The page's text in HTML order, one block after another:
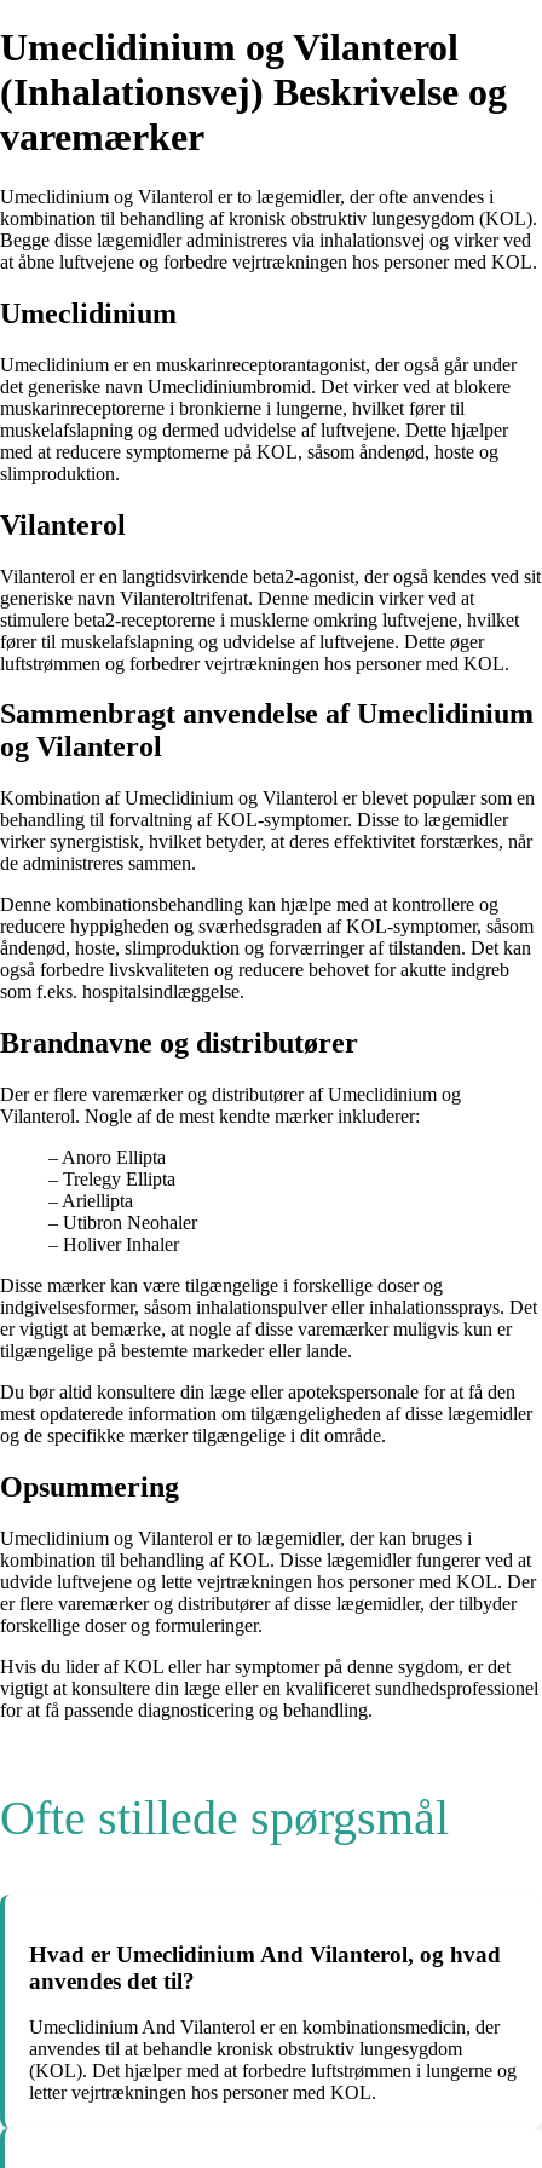
Umeclidinium og Vilanterol
(Inhalationsvej) Beskrivelse og
varemærker
Umeclidinium og Vilanterol er to lægemidler, der ofte anvendes i
kombination til behandling af kronisk obstruktiv lungesygdom (KOL).
Begge disse lægemidler administreres via inhalationsvej og virker ved
at åbne luftvejene og forbedre vejrtrækningen hos personer med KOL.
Umeclidinium
Umeclidinium er en muskarinreceptorantagonist, der også går under
det generiske navn Umeclidiniumbromid. Det virker ved at blokere
muskarinreceptorerne i bronkierne i lungerne, hvilket fører til
muskelafslapning og dermed udvidelse af luftvejene. Dette hjælper
med at reducere symptomerne på KOL, såsom åndenød, hoste og
slimproduktion.
Vilanterol
Vilanterol er en langtidsvirkende beta2-agonist, der også kendes ved sit
generiske navn Vilanteroltrifenat. Denne medicin virker ved at
stimulere beta2-receptorerne i musklerne omkring luftvejene, hvilket
fører til muskelafslapning og udvidelse af luftvejene. Dette øger
luftstrømmen og forbedrer vejrtrækningen hos personer med KOL.
Sammenbragt anvendelse af Umeclidinium
og Vilanterol
Kombination af Umeclidinium og Vilanterol er blevet populær som en
behandling til forvaltning af KOL-symptomer. Disse to lægemidler
virker synergistisk, hvilket betyder, at deres effektivitet forstærkes, når
de administreres sammen.
Denne kombinationsbehandling kan hjælpe med at kontrollere og
reducere hyppigheden og sværhedsgraden af ​​KOL-symptomer, såsom
åndenød, hoste, slimproduktion og forværringer af tilstanden. Det kan
også forbedre livskvaliteten og reducere behovet for akutte indgreb
som f.eks. hospitalsindlæggelse.
Brandnavne og distributører
Der er flere varemærker og distributører af Umeclidinium og
Vilanterol. Nogle af de mest kendte mærker inkluderer:
– Anoro Ellipta
– Trelegy Ellipta
– Ariellipta
– Utibron Neohaler
– Holiver Inhaler
Disse mærker kan være tilgængelige i forskellige doser og
indgivelsesformer, såsom inhalationspulver eller inhalationssprays. Det
er vigtigt at bemærke, at nogle af disse varemærker muligvis kun er
tilgængelige på bestemte markeder eller lande.
Du bør altid konsultere din læge eller apotekspersonale for at få den
mest opdaterede information om tilgængeligheden af ​​disse lægemidler
og de specifikke mærker tilgængelige i dit område.
Opsummering
Umeclidinium og Vilanterol er to lægemidler, der kan bruges i
kombination til behandling af KOL. Disse lægemidler fungerer ved at
udvide luftvejene og lette vejrtrækningen hos personer med KOL. Der
er flere varemærker og distributører af disse lægemidler, der tilbyder
forskellige doser og formuleringer.
Hvis du lider af KOL eller har symptomer på denne sygdom, er det
vigtigt at konsultere din læge eller en kvalificeret sundhedsprofessionel
for at få passende diagnosticering og behandling.
Ofte stillede spørgsmål
Hvad er Umeclidinium And Vilanterol, og hvad
anvendes det til?
Umeclidinium And Vilanterol er en kombinationsmedicin, der
anvendes til at behandle kronisk obstruktiv lungesygdom
(KOL). Det hjælper med at forbedre luftstrømmen i lungerne og
letter vejrtrækningen hos personer med KOL.